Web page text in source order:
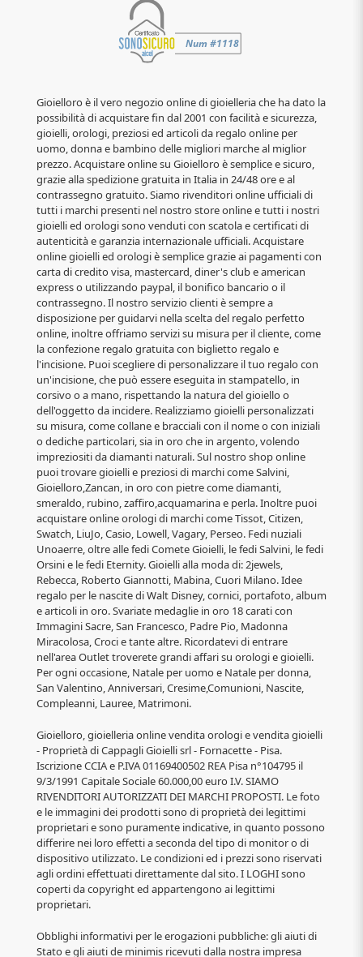
Gioielloro è il vero negozio online di gioielleria che ha dato la
possibilità di acquistare fin dal 2001 con facilità e sicurezza,
gioielli, orologi, preziosi ed articoli da regalo online per
uomo, donna e bambino delle migliori marche al miglior
prezzo. Acquistare online su Gioielloro è semplice e sicuro,
grazie alla spedizione gratuita in Italia in 24/48 ore e al
contrassegno gratuito. Siamo rivenditori online ufficiali di
tutti i marchi presenti nel nostro store online e tutti i nostri
gioielli ed orologi sono venduti con scatola e certificati di
autenticità e garanzia internazionale ufficiali. Acquistare
online gioielli ed orologi è semplice grazie ai pagamenti con
carta di credito visa, mastercard, diner's club e american
express o utilizzando paypal, il bonifico bancario o il
contrassegno. Il nostro servizio clienti è sempre a
disposizione per guidarvi nella scelta del regalo perfetto
online, inoltre offriamo servizi su misura per il cliente, come
la confezione regalo gratuita con biglietto regalo e
l'incisione. Puoi scegliere di personalizzare il tuo regalo con
un'incisione, che può essere eseguita in stampatello, in
corsivo o a mano, rispettando la natura del gioiello o
dell'oggetto da incidere. Realizziamo gioielli personalizzati
su misura, come collane e bracciali con il nome o con iniziali
o dediche particolari, sia in oro che in argento, volendo
impreziositi da diamanti naturali. Sul nostro shop online
puoi trovare gioielli e preziosi di marchi come Salvini,
Gioielloro,Zancan, in oro con pietre come diamanti,
smeraldo, rubino, zaffiro,acquamarina e perla. Inoltre puoi
acquistare online orologi di marchi come Tissot, Citizen,
Swatch, LiuJo, Casio, Lowell, Vagary, Perseo. Fedi nuziali
Unoaerre, oltre alle fedi Comete Gioielli, le fedi Salvini, le fedi
Orsini e le fedi Eternity. Gioielli alla moda di: 2jewels,
Rebecca, Roberto Giannotti, Mabina, Cuori Milano. Idee
regalo per le nascite di Walt Disney, cornici, portafoto, album
e articoli in oro. Svariate medaglie in oro 18 carati con
Immagini Sacre, San Francesco, Padre Pio, Madonna
Miracolosa, Croci e tante altre. Ricordatevi di entrare
nell'area Outlet troverete grandi affari su orologi e gioielli.
Per ogni occasione, Natale per uomo e Natale per donna,
San Valentino, Anniversari, Cresime,Comunioni, Nascite,
Compleanni, Lauree, Matrimoni.
Gioielloro, gioielleria online vendita orologi e vendita gioielli
- Proprietà di Cappagli Gioielli srl - Fornacette - Pisa.
Iscrizione CCIA e P.IVA 01169400502 REA Pisa n°104795 il
9/3/1991 Capitale Sociale 60.000,00 euro I.V. SIAMO
RIVENDITORI AUTORIZZATI DEI MARCHI PROPOSTI. Le foto
e le immagini dei prodotti sono di proprietà dei legittimi
proprietari e sono puramente indicative, in quanto possono
differire nei loro effetti a seconda del tipo di monitor o di
dispositivo utilizzato. Le condizioni ed i prezzi sono riservati
agli ordini effettuati direttamente dal sito. I LOGHI sono
coperti da copyright ed appartengono ai legittimi
proprietari.
Obblighi informativi per le erogazioni pubbliche: gli aiuti di
Stato e gli aiuti de minimis ricevuti dalla nostra impresa